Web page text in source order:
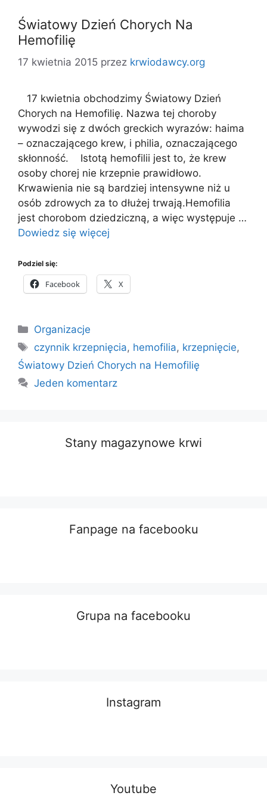
Światowy Dzień Chorych Na
Hemofilię
17 kwietnia 2015 przez krwiodawcy.org
17 kwietnia obchodzimy Światowy Dzień
Chorych na Hemofilię. Nazwa tej choroby
wywodzi się z dwóch greckich wyrazów: haima
– oznaczającego krew, i philia, oznaczającego
skłonność. Istotą hemofilii jest to, że krew
osoby chorej nie krzepnie prawidłowo.
Krwawienia nie są bardziej intensywne niż u
osób zdrowych za to dłużej trwają.Hemofilia
jest chorobom dziedziczną, a więc występuje …
Dowiedz się więcej
Podziel się:
Facebook X
Kategorie
Organizacje
Tagi
czynnik krzepnięcia, hemofilia, krzepnięcie,
Światowy Dzień Chorych na Hemofilię
Jeden komentarz
Stany magazynowe krwi
Fanpage na facebooku
Grupa na facebooku
Instagram
Youtube